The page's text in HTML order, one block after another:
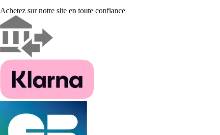
Achetez sur notre site en toute confiance